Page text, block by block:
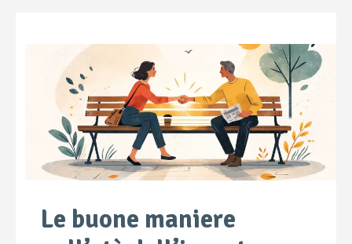
Le buone maniere